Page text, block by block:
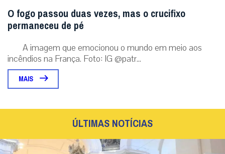
Em Assis, Papa Leão XIV convoca os jovens a
serem novos Santos e transformar o mundo